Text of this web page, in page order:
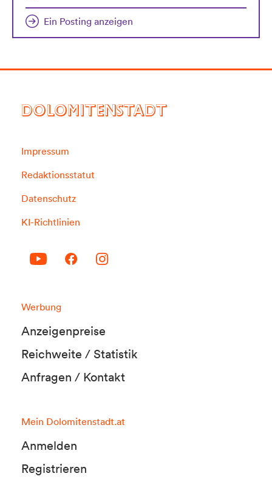
Ein Posting anzeigen
DOLOMITENSTADT
Impressum
Redaktionsstatut
Datenschutz
KI-Richtlinien
Werbung
Anzeigenpreise
Reichweite / Statistik
Anfragen / Kontakt
Mein Dolomitenstadt.at
Anmelden
Registrieren